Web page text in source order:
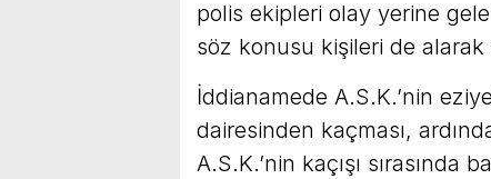
polis ekipleri olay yerine
söz konusu kişileri de alarak
İddianamede A.S.K.’nin
dairesinden kaçması,
A.S.K.’nin kaçışı sırasında